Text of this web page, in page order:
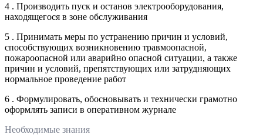
4 . Производить пуск и останов электрооборудования,
находящегося в зоне обслуживания
5 . Принимать меры по устранению причин и условий,
способствующих возникновению травмоопасной,
пожароопасной или аварийно опасной ситуации, а также
причин и условий, препятствующих или затрудняющих
нормальное проведение работ
6 . Формулировать, обосновывать и технически грамотно
оформлять записи в оперативном журнале
Необходимые знания